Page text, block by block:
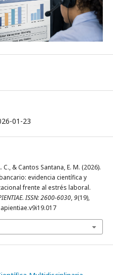
01-23
& Cantos Santana, E. M. (2026).
evidencia científica y
frente al estrés laboral.
ISSN: 2600-6030,9(19),